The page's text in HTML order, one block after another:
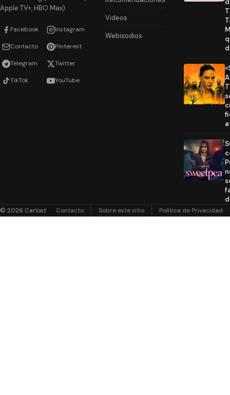
Apple TV+, HBO Max).
Facebook Instagram
Contacto Pinterest
Telegram Twitter
TikTok YouTube
Videos
Webisodios
© 2026 Carlost Contacto Sobre este sitio Política de Privacidad